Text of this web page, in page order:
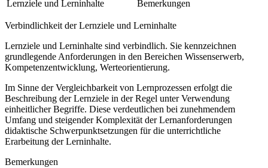
Lernziele und Lerninhalte Bemerkungen
Verbindlichkeit der Lernziele und Lerninhalte
Lernziele und Lerninhalte sind verbindlich. Sie kennzeichnen
grundlegende Anforderungen in den Bereichen Wissenserwerb,
Kompetenzentwicklung, Werteorientierung.
Im Sinne der Vergleichbarkeit von Lernprozessen erfolgt die
Beschreibung der Lernziele in der Regel unter Verwendung
einheitlicher Begriffe. Diese verdeutlichen bei zunehmendem
Umfang und steigender Komplexität der Lernanforderungen
didaktische Schwerpunktsetzungen für die unterrichtliche
Erarbeitung der Lerninhalte.
Bemerkungen